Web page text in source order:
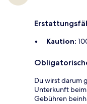
Kaution:
Du wirst darum
Unterkunft
Gebühren